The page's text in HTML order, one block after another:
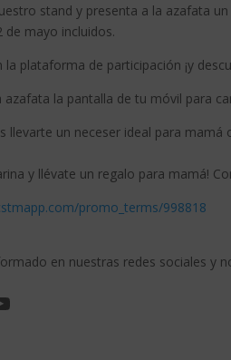
stand y presenta a la azafata
de mayo incluidos.
la plataforma de participación ¡y
azafata la pantalla de tu móvil para
llevarte un neceser ideal para
y llévate un regalo para mamá!
promo_terms/998818
en nuestras redes sociales y